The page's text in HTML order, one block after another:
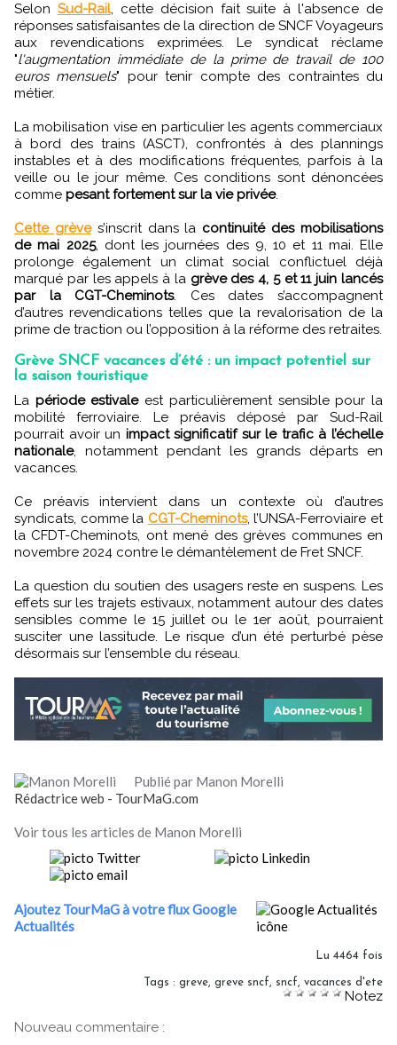
Selon Sud-Rail, cette décision fait suite à l'absence de
réponses satisfaisantes de la direction de SNCF Voyageurs
aux revendications exprimées. Le syndicat réclame
"l'augmentation immédiate de la prime de travail de 100
euros mensuels" pour tenir compte des contraintes du
métier.
La mobilisation vise en particulier les agents commerciaux
à bord des trains (ASCT), confrontés à des plannings
instables et à des modifications fréquentes, parfois à la
veille ou le jour même. Ces conditions sont dénoncées
comme pesant fortement sur la vie privée.
Cette grèves’inscrit dans la continuité des mobilisations
de mai 2025, dont les journées des 9, 10 et 11 mai. Elle
prolonge également un climat social conflictuel déjà
marqué par les appels à la grève des 4, 5 et 11 juin lancés
par la CGT-Cheminots. Ces dates s’accompagnent
d’autres revendications telles que la revalorisation de la
prime de traction ou l’opposition à la réforme des retraites.
Grève SNCF vacances d’été : un impact potentiel sur
la saison touristique
La période estivaleest particulièrement sensible pour la
mobilité ferroviaire. Le préavis déposé par Sud-Rail
pourrait avoir un impact significatif sur le trafic à l’échelle
nationale, notamment pendant les grands départs en
vacances.
Ce préavis intervient dans un contexte où d’autres
syndicats, comme la CGT-Cheminots, l’UNSA-Ferroviaire et
la CFDT-Cheminots, ont mené des grèves communes en
novembre 2024 contre le démantèlement de Fret SNCF.
La question du soutien des usagers reste en suspens. Les
effets sur les trajets estivaux, notamment autour des dates
sensibles comme le 15 juillet ou le 1er août, pourraient
susciter une lassitude. Le risque d’un été perturbé pèse
désormais sur l’ensemble du réseau.
Publié par Manon Morelli
Rédactrice web - TourMaG.com
Voir tous les articles de Manon Morelli
Ajoutez TourMaG à votre flux Google
Actualités
Lu 4464 fois
Tags : greve, greve sncf, sncf, vacances d'ete
Notez
Nouveau commentaire :